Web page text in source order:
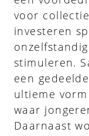
voor
investeren
stimuleren.
een
ultieme
waar
Daarnaast